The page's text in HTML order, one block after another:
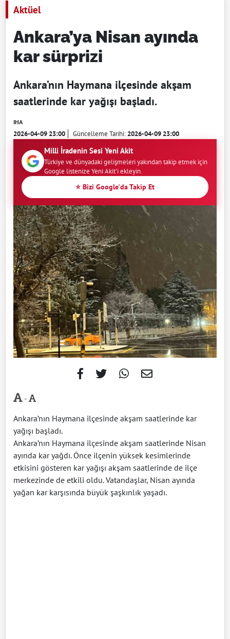
Aktüel
Ankara’ya Nisan ayında
kar sürprizi
Ankara’nın Haymana ilçesinde akşam
saatlerinde kar yağışı başladı.
IHA
2026-04-09 23:00 Güncelleme Tarihi:2026-04-09 23:00
Milli İradenin Sesi Yeni Akit
Türkiye ve dünyadaki gelişmeleri yakından takip etmek için
Google listenize Yeni Akit'i ekleyin.
⭐ Bizi Google'da Takip Et
-
Ankara’nın Haymana ilçesinde akşam saatlerinde kar
yağışı başladı.
Ankara’nın Haymana ilçesinde akşam saatlerinde Nisan
ayında kar yağdı. Önce ilçenin yüksek kesimlerinde
etkisini gösteren kar yağışı akşam saatlerinde de ilçe
merkezinde de etkili oldu. Vatandaşlar, Nisan ayında
yağan kar karşısında büyük şaşkınlık yaşadı.